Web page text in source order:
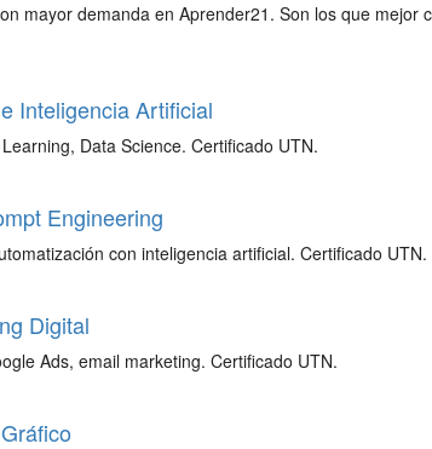
mayor demanda en Aprender21. Son los que
Inteligencia Artificial
Data Science. Certificado UTN.
Engineering
con inteligencia artificial. Certificado UTN.
Digital
Ads, email marketing. Certificado UTN.